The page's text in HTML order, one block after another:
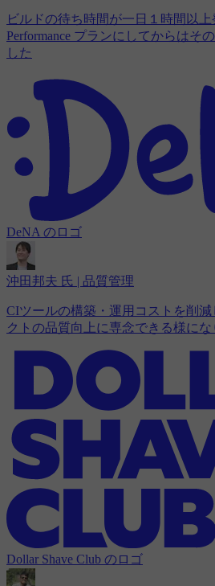
ビルドの待ち時間が一日１時間以上
Performance プランにしてからはそ
した
DeNA のロゴ
沖田邦夫 氏 | 品質管理
CIツールの構築・運用コストを削
クトの品質向上に専念できる様にな
Dollar Shave Club のロゴ